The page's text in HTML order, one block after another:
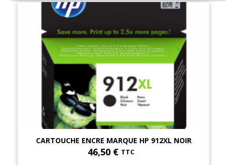
CARTOUCHE ENCRE MARQUE HP 912XL NOIR
46,50 € TTC